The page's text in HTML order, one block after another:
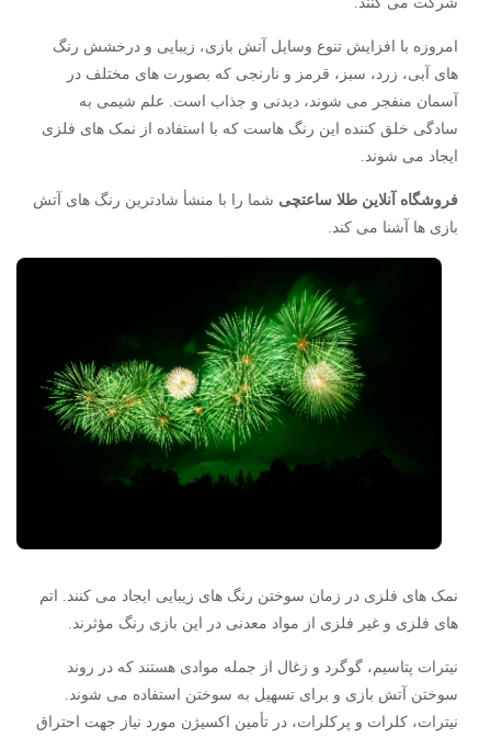
امروزه با افزایش تنوع وسایل آتش بازی، زیبایی و درخشش رنگ
های آبی، زرد، سبز، قرمز و نارنجی که بصورت های مختلف در
آسمان منفجر می شوند، دیدنی و جذاب است. علم شیمی به
سادگی خلق کننده این رنگ هاست که با استفاده از نمک های فلزی
ایجاد می شوند.
فروشگاه آنلاین طلا ساعتچی شما را با منشأ شادترین رنگ های آتش
بازی ها آشنا می کند.
نمک های فلزی در زمان سوختن رنگ های زیبایی ایجاد می کنند. اتم
های فلزی و غیر فلزی از مواد معدنی در این بازی رنگ مؤثرند.
نیترات پتاسیم، گوگرد و زغال از جمله موادی هستند که در روند
سوختن آتش بازی و برای تسهیل به سوختن استفاده می شوند.
نیترات، کلرات و پرکلرات، در تأمین اکسیژن مورد نیاز جهت احتراق